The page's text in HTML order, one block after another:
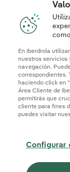
Mapa
¿Cómo ser
En Iberdrola
nuestros servicios
navegación.
correspondientes.
haciendo click en
Área Cliente de
permitirás que
cliente para fines
puedes visitar
Configurar